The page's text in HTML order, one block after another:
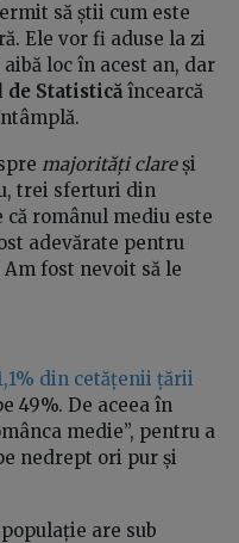
să știi cum este
Ele vor fi aduse la zi
loc în acest an, dar
Statistică încearcă
majorități clareși
trei sferturi din
românul mediu este
adevărate pentru
fost nevoit să le
din cetățenii țării
49%. De aceea în
medie”, pentru a
nedrept ori pur și
are sub